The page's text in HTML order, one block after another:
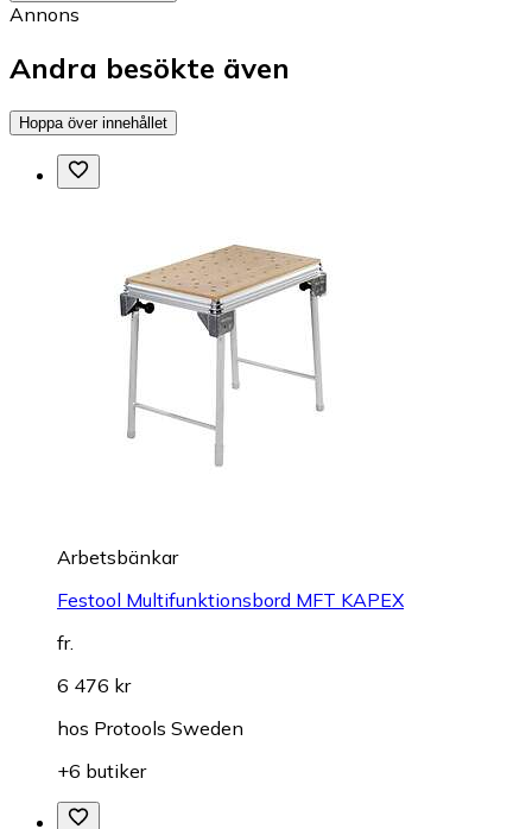
Annons
Andra besökte även
Hoppa över innehållet
Arbetsbänkar
Festool Multifunktionsbord MFT KAPEX
fr.
6 476 kr
hos Protools Sweden
+6 butiker